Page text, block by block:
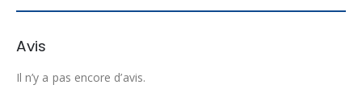
Avis
Il n’y a pas encore d’avis.